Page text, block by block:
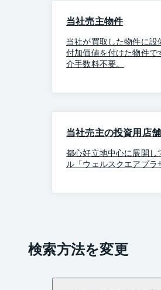
当社売主物件
当社が買取した物件に
付加価値を付けた物件
介手数料不要。
当社売主の投資用店
都心好立地中心に展開
ル「ウェルスクエアプラ
検索方法を変更